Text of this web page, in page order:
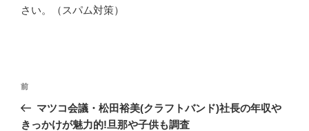
さい。（スパム対策）
投
ナ
過
去
の
前
マツコ会議・松田裕美(クラフトバンド)社長の年収や
きっかけが魅力的!旦那や子供も調査